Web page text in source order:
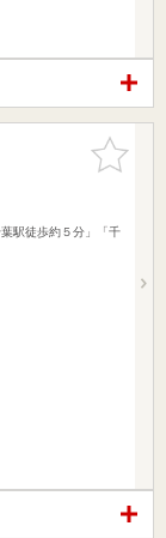
お気に入
りに追加
駅徒歩約５分」「千